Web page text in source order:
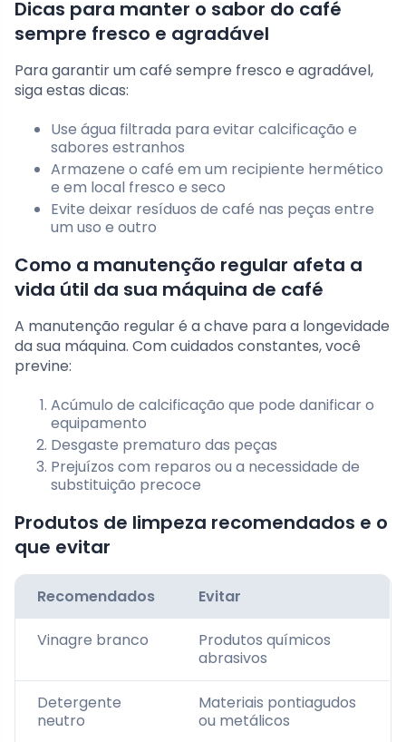
Dicas para manter o sabor do café
sempre fresco e agradável
Para garantir um café sempre fresco e agradável,
siga estas dicas:
Use água filtrada para evitar calcificação e
sabores estranhos
Armazene o café em um recipiente hermético
e em local fresco e seco
Evite deixar resíduos de café nas peças entre
um uso e outro
Como a manutenção regular afeta a
vida útil da sua máquina de café
A manutenção regular é a chave para a longevidade
da sua máquina. Com cuidados constantes, você
previne:
Acúmulo de calcificação que pode danificar o
equipamento
Desgaste prematuro das peças
Prejuízos com reparos ou a necessidade de
substituição precoce
Produtos de limpeza recomendados e o
que evitar
Recomendados Evitar
Vinagre branco
Produtos químicos
abrasivos
Detergente
neutro
Materiais pontiagudos
ou metálicos